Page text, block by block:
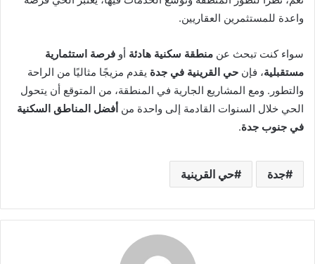
واعدة للمستثمرين العقاريين.
سواء كنت تبحث عن منطقة سكنية هادئة أو فرصة استثمارية
مستقبلية، فإن حي القرينية في جدة يقدم مزيجًا مثاليًا من الراحة
والتطور. ومع المشاريع الجارية في المنطقة، من المتوقع أن يتحول
الحي خلال السنوات القادمة إلى واحدة من أفضل المناطق السكنية
في جنوب جدة.
جدة حي القرينية